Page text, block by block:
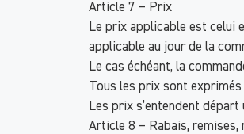
Article 7 – Prix
Le prix applicable est celui
applicable au jour de la
Le cas échéant, la
Tous les prix sont
Les prix s’entendent
Article 8 – Rabais, remises,